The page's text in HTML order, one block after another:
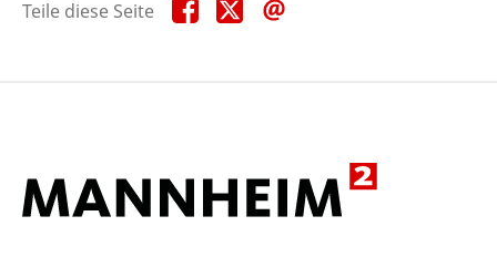
Teile diese Seite
Teile
diese
Teile
diese